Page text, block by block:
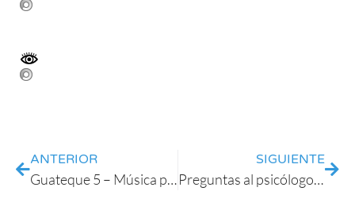
ANTERIOR
Guateque 5 – Música para tu familiar
SIGUIENTE
Preguntas al psicólogo: Son las negligencias parte del maltrato?